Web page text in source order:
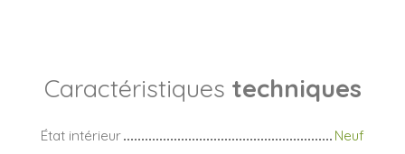
Caractéristiques techniques
État intérieur
Neuf